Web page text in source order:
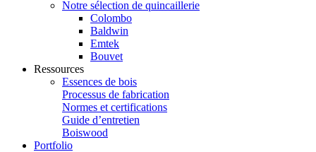
Notre sélection de quincaillerie
Colombo
Baldwin
Emtek
Bouvet
Ressources
Essences de bois
Processus de fabrication
Normes et certifications
Guide d’entretien
Boiswood
Portfolio